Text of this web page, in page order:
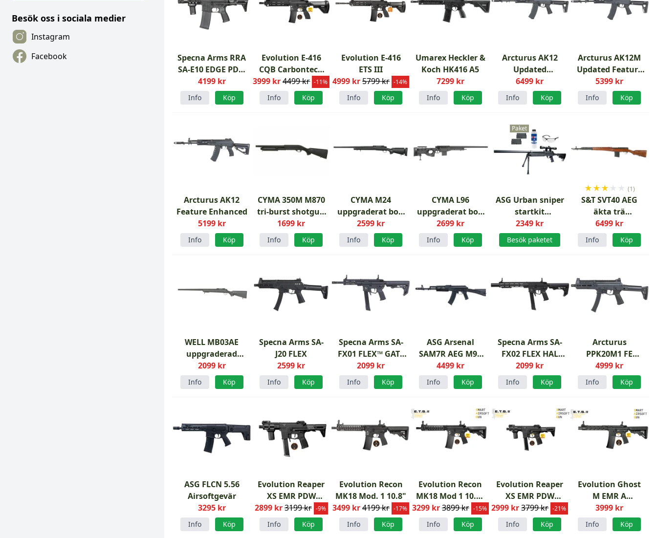
Besök oss i sociala medier
Instagram
Facebook
Specna Arms RRA
SA-E10 EDGE PDW
HAL2
4199 kr
Info Köp
Evolution E-416
CQB Carbontech
ETS II
3999 kr 4499 kr -11%
Info Köp
Evolution E-416
ETS III
4999 kr5799 kr -14%
Info Köp
Umarex Heckler &
Koch HK416 A5
7299 kr
Info Köp
Arcturus AK12
Updated
Performance
Enhanced
6499 kr
Info Köp
Arcturus AK12M
Updated Feature
Enhanced
5399 kr
Info Köp
Arcturus AK12
Feature Enhanced
5199 kr
Info Köp
CYMA 350M M870
tri-burst shotgun
full metal
1699 kr
Info Köp
CYMA M24
uppgraderat bolt
action
airsoftgevär
2599 kr
Info Köp
CYMA L96
uppgraderat bolt
action
airsoftgevär
2699 kr
Info Köp
Paket
ASG Urban sniper
startkit
airsoftsniper
2349 kr
Besök paketet
★★★ ★ ★ (1)
S&T SVT40 AEG
äkta trä
airsoftgevär
6499 kr
Info Köp
WELL MB03AE
uppgraderad
airsoftsniper
2099 kr
Info Köp
Specna Arms SA-
J20 FLEX
2599 kr
Info Köp
Specna Arms SA-
FX01 FLEX™ GATE
X-ASR Gen.2 AR9
airsoftgevär
2099 kr
Info Köp
ASG Arsenal
SAM7R AEG M95
airsoftgevär
4499 kr
Info Köp
Specna Arms SA-
FX02 FLEX HAL
ETU SMG airsoft
2099 kr
Info Köp
Arcturus
PPK20M1 FE
Airsoftgevär
4999 kr
Info Köp
ASG FLCN 5.56
Airsoftgevär
3295 kr
Info Köp
Evolution Reaper
XS EMR PDW
Carbontech
2899 kr3199 kr -9%
Info Köp
Evolution Recon
MK18 Mod. 1 10.8"
3499 kr4199 kr -17%
Info Köp
Evolution Recon
MK18 Mod 1 10.8"
Carbontech ETS II
3299 kr3899 kr -15%
Info Köp
Evolution Reaper
XS EMR PDW
Carbontech ETS II
2999 kr 3799 kr -21%
Info Köp
Evolution Ghost
M EMR A
Carbontech ETS II
3999 kr
Info Köp